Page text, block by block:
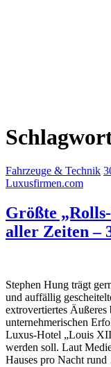
Fahrzeuge & Technik
Luxusfirmen.com
Größte
aller Zeiten –
Stephen Hung trägt
und auffällig
extrovertiertes Äußeres
unternehmerischen
Luxus-Hotel „Louis
werden soll. Laut
Hauses pro Nacht